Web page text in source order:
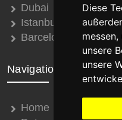
Diese
unsere
unsere
Dubai
Istanbul
Barcelona
Navigation
Home